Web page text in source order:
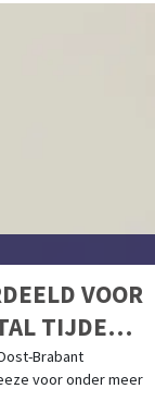
VOOR
TIJDENS
Brabant
voor onder meer